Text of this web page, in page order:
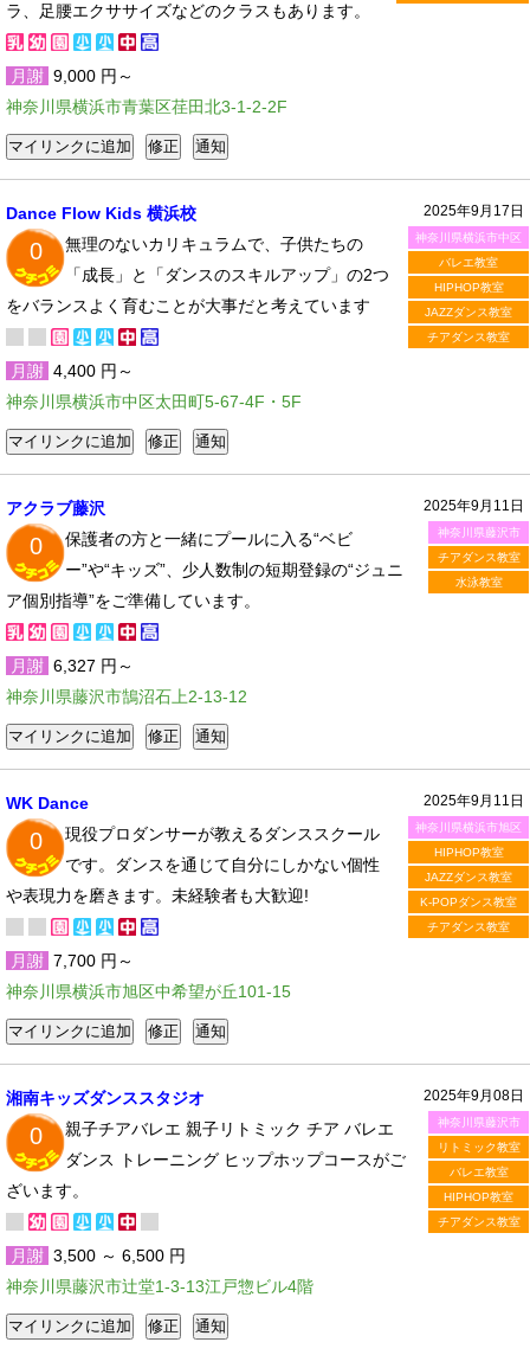
ラ、足腰エクササイズなどのクラスもあります。
月謝 9,000 円～
神奈川県横浜市青葉区荏田北3-1-2-2F
2025年9月17日
神奈川県横浜市中区
バレエ教室
HIPHOP教室
JAZZダンス教室
チアダンス教室
Dance Flow Kids 横浜校
0
無理のないカリキュラムで、子供たちの
「成長」と「ダンスのスキルアップ」の2つ
をバランスよく育むことが大事だと考えています
月謝 4,400 円～
神奈川県横浜市中区太田町5-67-4F・5F
2025年9月11日
神奈川県藤沢市
チアダンス教室
水泳教室
アクラブ藤沢
0
保護者の方と一緒にプールに入る“ベビ
ー”や“キッズ”、少人数制の短期登録の“ジュニ
ア個別指導”をご準備しています。
月謝 6,327 円～
神奈川県藤沢市鵠沼石上2-13-12
2025年9月11日
神奈川県横浜市旭区
HIPHOP教室
JAZZダンス教室
K-POPダンス教室
チアダンス教室
WK Dance
0
現役プロダンサーが教えるダンススクール
です。ダンスを通じて自分にしかない個性
や表現力を磨きます。未経験者も大歓迎!
月謝 7,700 円～
神奈川県横浜市旭区中希望が丘101-15
2025年9月08日
神奈川県藤沢市
リトミック教室
バレエ教室
HIPHOP教室
チアダンス教室
湘南キッズダンススタジオ
0
親子チアバレエ 親子リトミック チア バレエ
ダンス トレーニング ヒップホップコースがご
ざいます。
月謝 3,500 ～ 6,500 円
神奈川県藤沢市辻堂1-3-13江戸惣ビル4階